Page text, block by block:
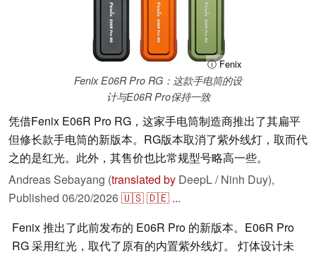
ⓘ Fenix
Fenix E06R Pro RG：这款手电筒的设
计与E06R Pro保持一致
凭借Fenix E06R Pro RG，这家手电筒制造商推出了其扁平
但修长款手电筒的新版本。RG版本取消了紫外线灯，取而代
之的是红光。此外，其售价也比常规型号略高一些。
Andreas Sebayang (translated by DeepL / Ninh Duy),
Published 06/20/2026🇺🇸🇩🇪 ...
Fenix 推出了此前发布的 E06R Pro 的新版本。E06R Pro
RG 采用红光，取代了原有的内置紫外线灯。 灯体设计未